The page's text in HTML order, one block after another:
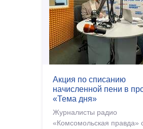
Акция по списанию
начисленной пени в
«Тема дня»
Журналисты радио
«Комсомольская правда»